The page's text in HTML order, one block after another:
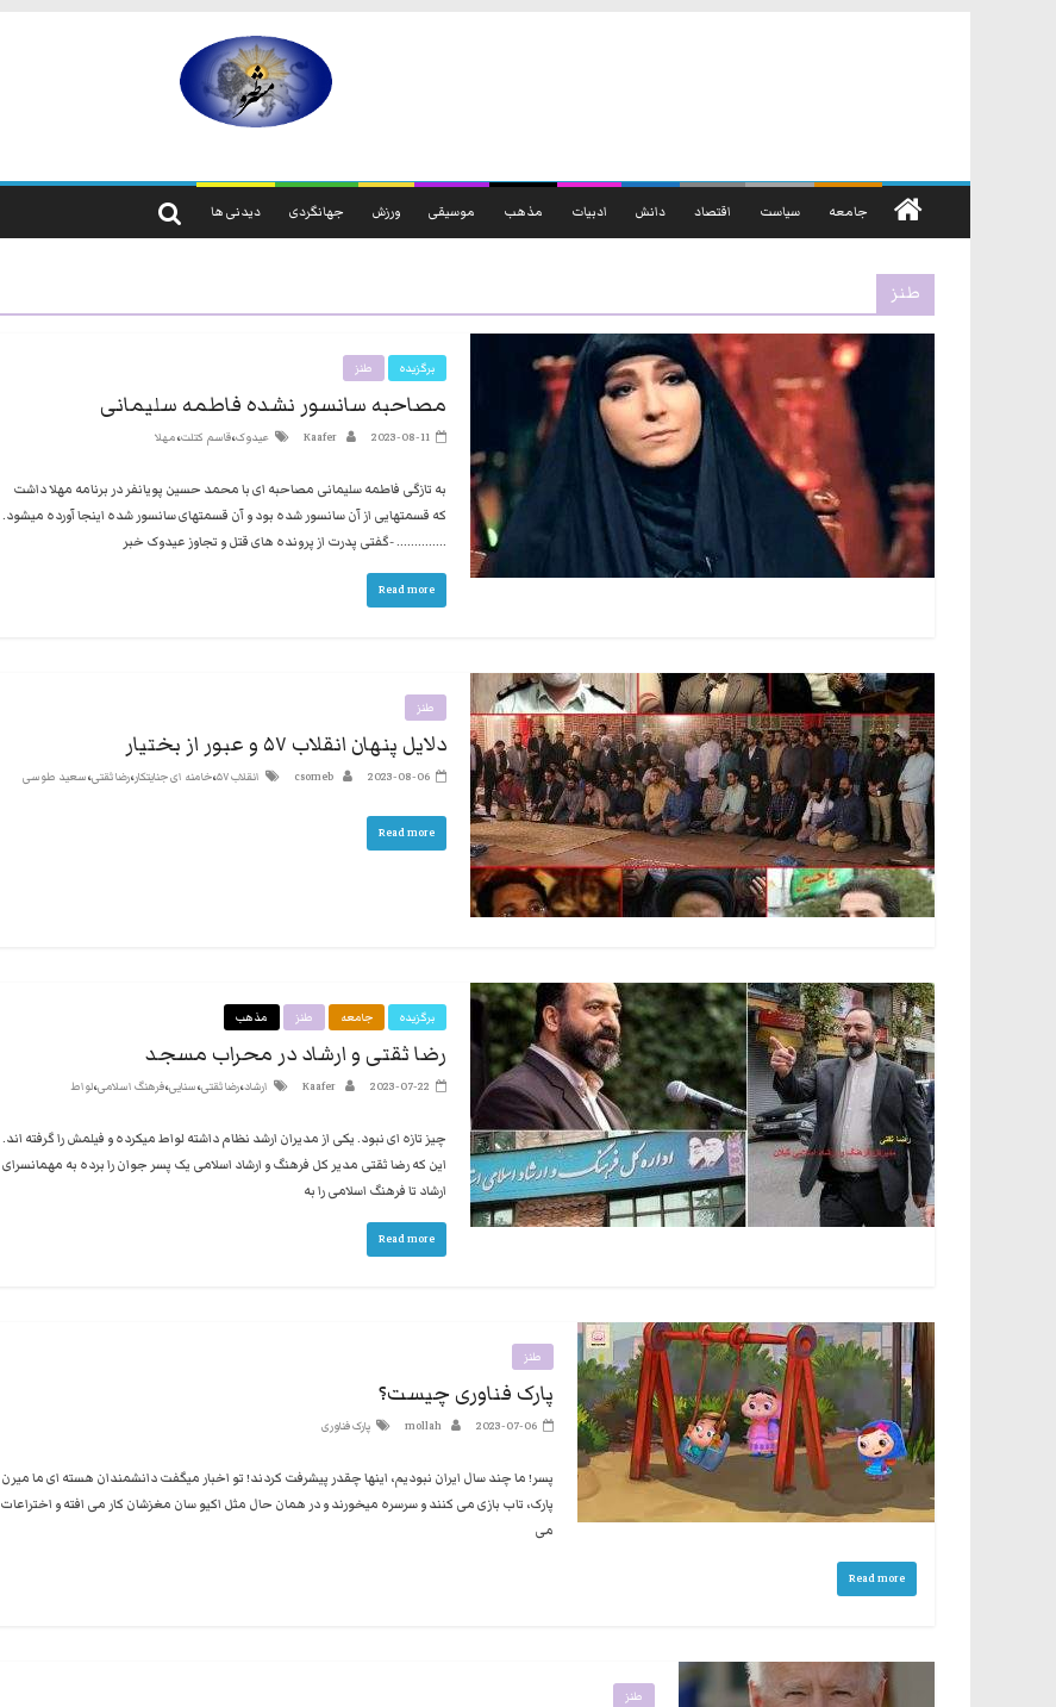
مشروطه
حزب
راه
ایرانیانی
هم
به
استبداد
مشروعه
جامعه سیاست اقتصاد دانش ادبیات مذهب موسیقی ورزش جهانگردی دیدنی ها
طنز
برگزیده طنز
مصاحبه سانسور نشده فاطمه سلیمانی
2023-08-11
Kaafer عیدوک،قاسم کتلت،مهلا
به تازگی فاطمه سلیمانی مصاحبه ای با محمد حسین پویانفر در برنامه مهلا داشت
که قسمتهایی از آن سانسور شده بود و آن قسمتهای سانسور شده اینجا آورده میشود.
………….. -گفتی پدرت از پرونده های قتل و تجاوز عیدوک خبر
Read more
طنز
دلایل پنهان انقلاب ۵۷ و عبور از بختیار
2023-08-06
csomeb انقلاب ۵۷ ،خامنه ای جنایتکار،رضا ثقتی،سعید طوسی
Read more
برگزیده جامعه طنز مذهب
رضا ثقتی و ارشاد در محراب مسجد
2023-07-22
Kaafer ارشاد،رضا ثقتی،سنایی،فرهنگ اسلامی،لواط
چیز تازه ای نبود. یکی از مدیران ارشد نظام داشته لواط میکرده و فیلمش را گرفته اند.
این که رضا ثقتی مدیر کل فرهنگ و ارشاد اسلامی یک پسر جوان را برده به مهمانسرای
ارشاد تا فرهنگ اسلامی را به
Read more
طنز
پارک فناوری چیست؟
2023-07-06
mollah پارک فناوری
پسر! ما چند سال ایران نبودیم، اینها چقدر پیشرفت کردند! تو اخبار میگفت دانشمندان هسته ای ما میرن
پارک، تاب بازی می کنند و سرسره میخورند و در همان حال مثل اکیو سان مغزشان کار می افته و اختراعات
می
Read more
طنز